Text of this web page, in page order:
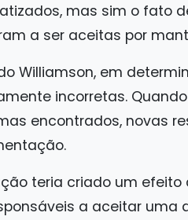
mas sim o fato
a ser aceitas por
Williamson, em
incorretas.
encontrados, novas
teria criado um
a aceitar uma